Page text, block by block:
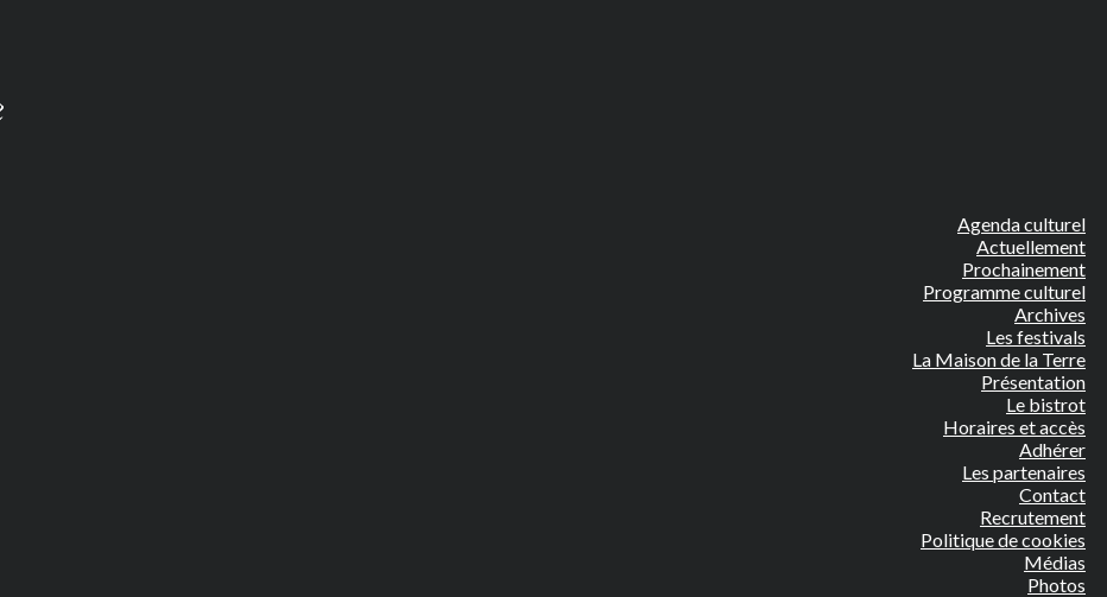
Agenda culturel
Actuellement
Prochainement
Programme culturel
Archives
Les festivals
La Maison de la Terre
Présentation
Le bistrot
Horaires et accès
Adhérer
Les partenaires
Contact
Recrutement
Politique de cookies
Médias
Photos